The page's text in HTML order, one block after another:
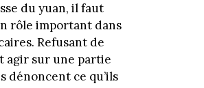
du yuan, il faut
rôle important dans
Refusant de
agir sur une partie
dénoncent ce qu’ils